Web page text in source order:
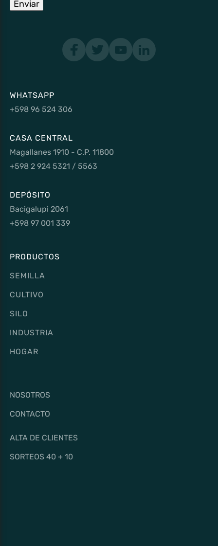
Enviar
WHATSAPP
+598 96 524 306
CASA CENTRAL
Magallanes 1910 - C.P. 11800
+598 2 924 5321 / 5563
DEPÓSITO
Bacigalupi 2061
+598 97 001 339
PRODUCTOS
SEMILLA
CULTIVO
SILO
INDUSTRIA
HOGAR
NOSOTROS
CONTACTO
ALTA DE CLIENTES
SORTEOS 40 + 10